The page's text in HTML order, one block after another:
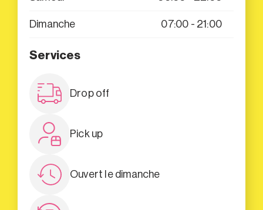
Dimanche 07:00 - 21:00
Services
Drop off
Pick up
Ouvert le dimanche